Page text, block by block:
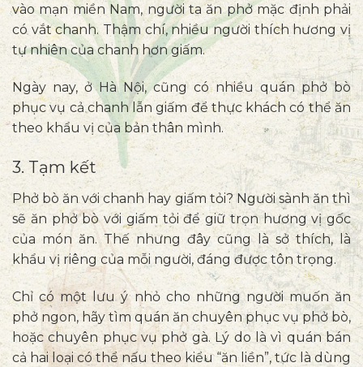
vào mạn miền Nam, người ta ăn phở mặc định phải
có vắt chanh. Thậm chí, nhiều người thích hương vị
tự nhiên của chanh hơn giấm.
Ngày nay, ở Hà Nội, cũng có nhiều quán phở bò
phục vụ cả chanh lẫn giấm để thực khách có thể ăn
theo khẩu vị của bản thân mình.
3. Tạm kết
Phở bò ăn với chanh hay giấm tỏi? Người sành ăn thì
sẽ ăn phở bò với giấm tỏi để giữ trọn hương vị gốc
của món ăn. Thế nhưng đây cũng là sở thích, là
khẩu vị riêng của mỗi người, đáng được tôn trọng.
Chỉ có một lưu ý nhỏ cho những người muốn ăn
phở ngon, hãy tìm quán ăn chuyên phục vụ phở bò,
hoặc chuyên phục vụ phở gà. Lý do là vì quán bán
cả hai loại có thể nấu theo kiểu “ăn liền”, tức là dùng